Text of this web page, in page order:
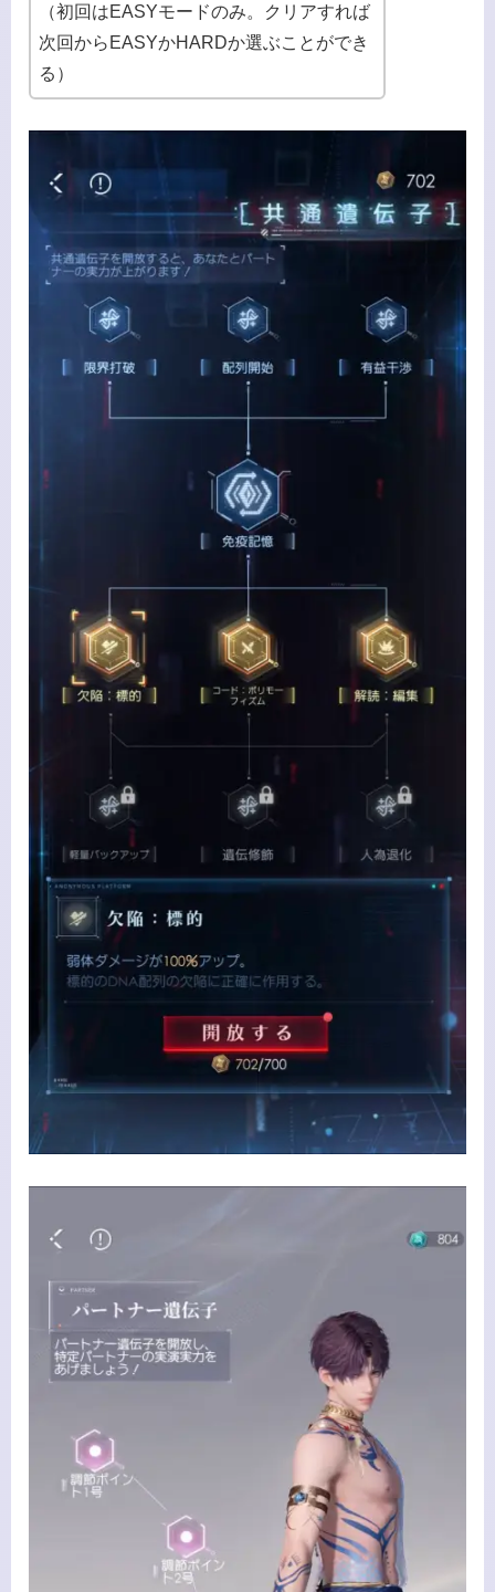
（初回はEASYモードのみ。クリアすれば
次回からEASYかHARDか選ぶことができ
る）